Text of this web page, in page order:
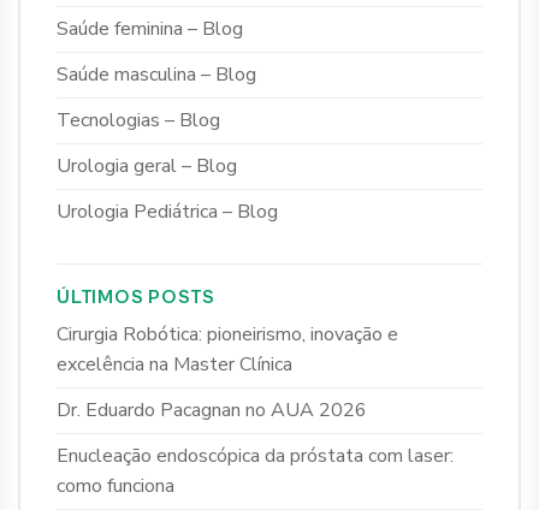
Saúde feminina – Blog
Saúde masculina – Blog
Tecnologias – Blog
Urologia geral – Blog
Urologia Pediátrica – Blog
ÚLTIMOS POSTS
Cirurgia Robótica: pioneirismo, inovação e
excelência na Master Clínica
Dr. Eduardo Pacagnan no AUA 2026
Enucleação endoscópica da próstata com laser:
como funciona